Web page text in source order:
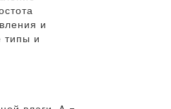
и
типы и